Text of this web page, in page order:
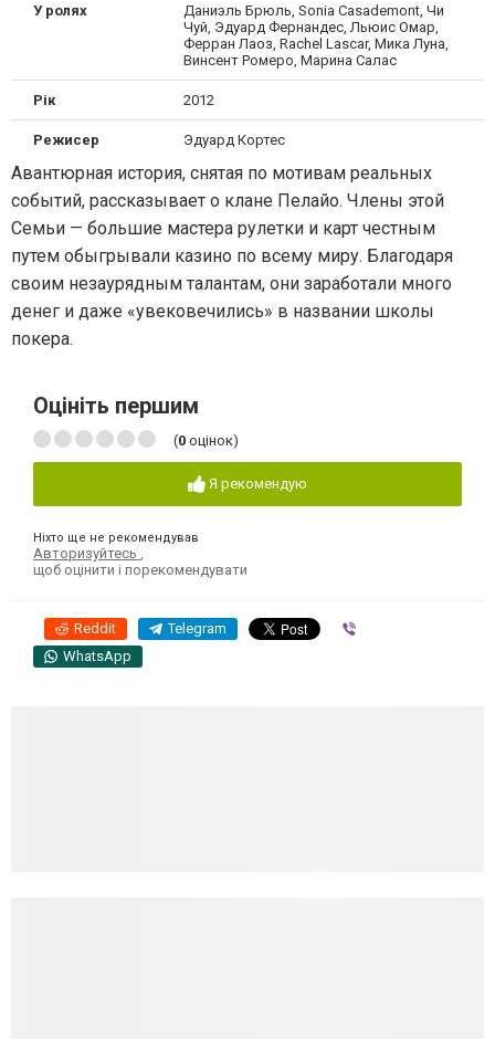
У ролях
Даниэль Брюль, Sonia Casademont, Чи
Чуй, Эдуард Фернандес, Льюис Омар,
Ферран Лаоз, Rachel Lascar, Мика Луна,
Винсент Ромеро, Марина Салас
Рік 2012
Режисер Эдуард Кортес
Авантюрная история, снятая по мотивам реальных
событий, рассказывает о клане Пелайо. Члены этой
Семьи — большие мастера рулетки и карт честным
путем обыгрывали казино по всему миру. Благодаря
своим незаурядным талантам, они заработали много
денег и даже «увековечились» в названии школы
покера.
Оцініть першим
(0 оцінок)
Я рекомендую
Ніхто ще не рекомендував
Авторизуйтесь ,
щоб оцінити і порекомендувати
Reddit Telegram
WhatsApp